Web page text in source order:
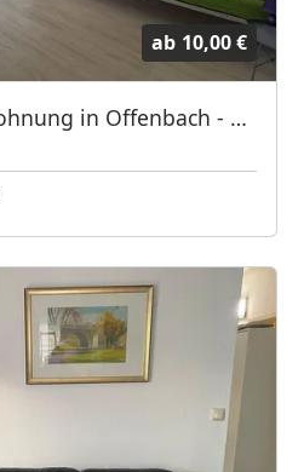
ab 10,00 €
Schöne Zimmer/Wohnung in Offenbach - Direkt bei Frankfurt/Main